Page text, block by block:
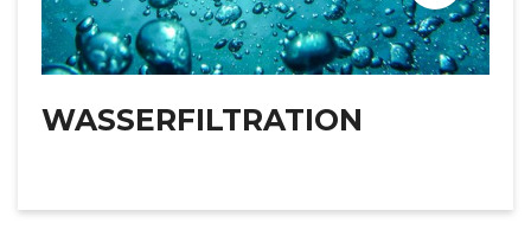
WASSERFILTRATION